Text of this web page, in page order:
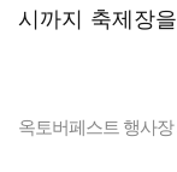
시까지 축제장
옥토버페스트 행사